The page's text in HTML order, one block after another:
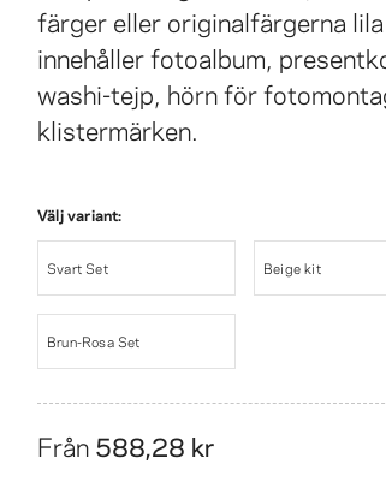
färger eller originalfärgerna
innehåller fotoalbum,
washi-tejp, hörn för
klistermärken.
Välj variant:
Svart Set Beige kit
Brun-Rosa Set
Från 588,28 kr